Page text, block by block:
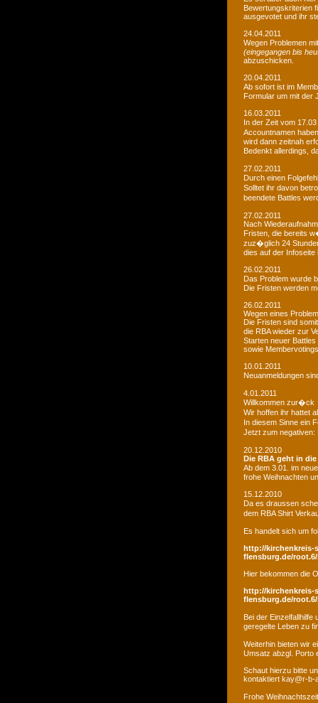
Bewertungskriterien
ausgevotet und ihr
24.04.2011
Wegen Problemen
(eingegangen bis
abzuschicken.
20.04.2011
Ab sofort ist im
Formular um mit der
16.03.2011
In der Zeit vom
Accountnamen
wird dann zeitnah
Bedenkt allerdings,
27.02.2011
Durch einen
Solltet ihr davon
beendete Battles
27.02.2011
Nach
Fristen, die bereits
zuz�glich 24
dies auf der
26.02.2011
Das Problem wurde
Die Fristen werden
26.02.2011
Wegen eines
Die Fristen sind
die RBA wieder zur
Starten neuer Battles
sowie
10.01.2011
Neuanmeldungen
4.01.2011
Willkommen zur�ck
Wir hoffen ihr hattet
In diesem Sinne ein
Jetzt zum negativen:
20.12.2010
Die RBA geht in
Ab dem 3.01. im
frohe Weihnachten
15.12.2010
Da es draussen
dem RBA Shirt
Es handelt sich um
http://kirchenkreis-
flensburg.de/
Hier bekommen die
http://kirchenkreis-
flensburg.de/
Bei der
geregelte Leben zu
Weiterhin bieten wir
Umsatz abzgl. Porto
Schaut hierzu bitte
kontaktiert kay@r-b-
Frohe